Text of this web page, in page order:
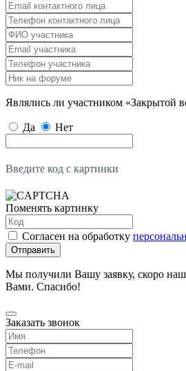
Являлись ли участником «Закрытой
Да Нет
Введите код с картинки
Поменять картинку
Согласен на обработку
Отправить
Мы получили Вашу заявку, скоро
Вами. Спасибо!
Заказать звонок